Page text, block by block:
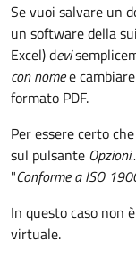
Se vuoi salvare un
un software della
Excel) devi
con nomee
formato PDF.
Per essere certo
sul pulsante
"Conforme a ISO
In questo caso non
virtuale.